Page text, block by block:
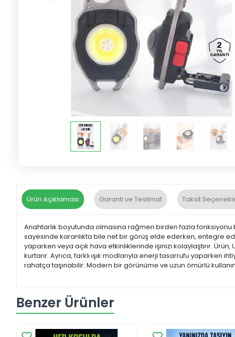
Ürün Açıklaması Garanti ve Teslimat Taksit
Anahtarlık boyutunda olmasına rağmen birden fazla fonksiyonu
sayesinde karanlıkta bile net bir görüş elde ederken, entegre
yaparken veya açık hava etkinliklerinde işinizi kolaylaştırır.
kurtarır. Ayrıca, farklı ışık modlarıyla enerji tasarrufu yaparken
rahatça taşınabilir. Modern bir görünüme ve uzun ömürlü
Benzer Ürünler